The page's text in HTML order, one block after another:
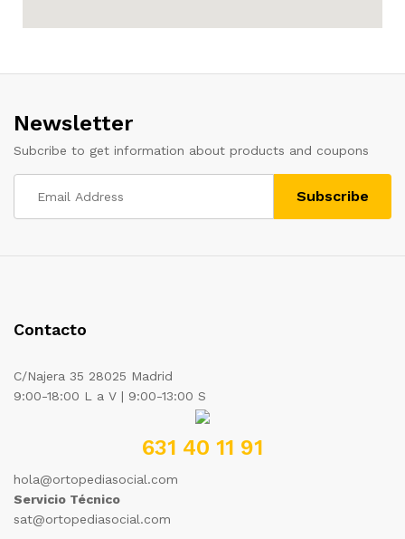
Newsletter
Subcribe to get information about products and coupons
Contacto
C/Najera 35 28025 Madrid
9:00-18:00 L a V | 9:00-13:00 S
631 40 11 91
hola@ortopediasocial.com
Servicio Técnico
sat@ortopediasocial.com